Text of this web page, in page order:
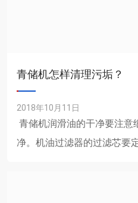
青储机怎样清理污垢？
2018年10月11日
青储机润滑油的干净要注意
净。机油过滤器的过滤芯要